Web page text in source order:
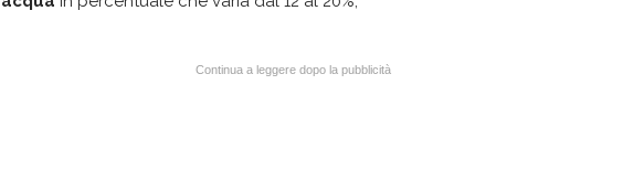
Continua a leggere dopo la pubblicità